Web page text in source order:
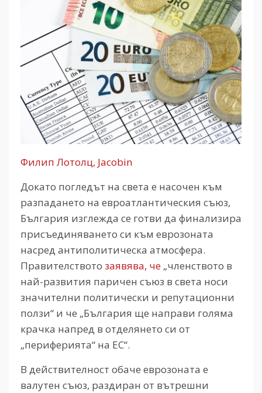
Филип Лотолц, Jacobin
Докато погледът на света е насочен към
разпадането на евроатлантическия съюз,
България изглежда се готви да финализира
присъединяването си към еврозоната
насред антиполитическа атмосфера.
Правителството заявява, че „членството в
най-развития паричен съюз в света носи
значителни политически и репутационни
ползи“ и че „България ще направи голяма
крачка напред в отделянето си от
„периферията“ на ЕС“.
В действителност обаче еврозоната е
валутен съюз, раздиран от вътрешни